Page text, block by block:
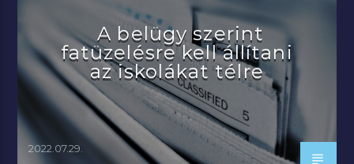
A belügy szerint
fatüzelésre kell állítani
az iskolákat télre
2022.07.29.